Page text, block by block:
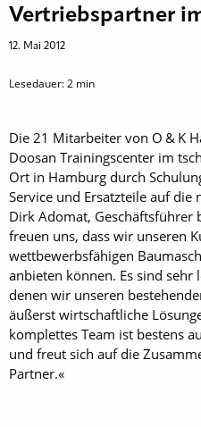
Vertriebspartner
12. Mai 2012
Lesedauer:2 min
Die 21 Mitarbeiter von O & K
Doosan Trainingscenter im
Ort in Hamburg durch
Service und Ersatzteile auf die
Dirk Adomat, Geschäftsführer
freuen uns, dass wir unseren
wettbewerbsfähigen
anbieten können. Es sind
denen wir unseren
äußerst wirtschaftliche
komplettes Team ist bestens
und freut sich auf die
Partner.«